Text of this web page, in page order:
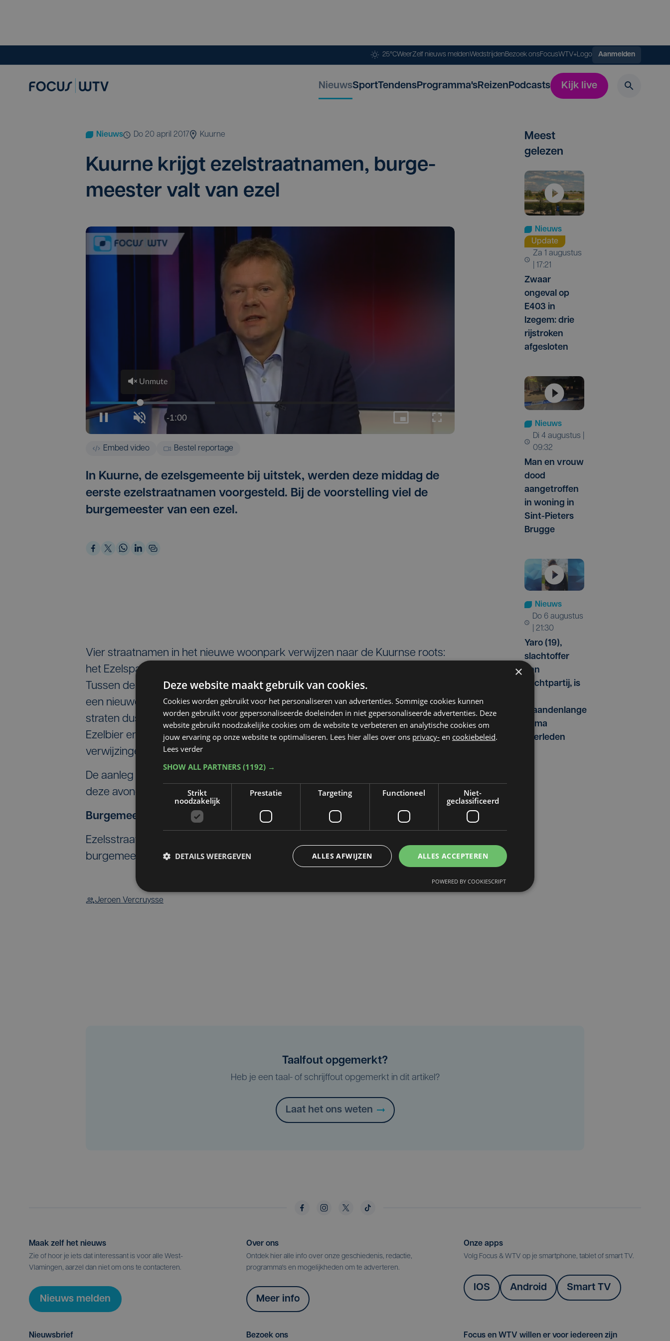
25°CWeerZelf nieuws meldenWedstrijdenBezoek onsFocusWTV+Logo Aanmelden
NieuwsSportTendensProgramma'sReizenPodcasts Kijk live
Nieuws do 20 april 2017 Kuurne
Kuur­ne krijgt ezel­straat­na­men, bur­ge­
mees­ter valt van ezel
Embed video Bestel reportage
In Kuurne, de ezelsgemeente bij uitstek, werden deze middag de
eerste ezelstraatnamen voorgesteld. Bij de voorstelling viel de
burgemeester van een ezel.
Vier straatnamen in het nieuwe woonpark verwijzen naar de Kuurnse roots:
het Ezelspad, de Ezelsdreef, de Steenezelstraat en de Ambroosdreef.
Tussen de Bavikhoofsestraat, Grenswachterweg en Steenovenstraat wordt
een nieuwe verkaveling opgetrokken, binnen deze verkaveling krijgen vier
straten dus een verwijzing naar ezels. Naast de Ezelsfeesten, Koning Ezel, het
Ezelbier en de stunt "Ezelgem" blijft de gemeente dus doorspekt met
verwijzingen naar het dier.
De aanleg van de wegen start in het najaar, de straatnamen zelf worden
deze avond voorgelegd aan de gemeenteraad.
Burgemeester waagt zich aan ritje op ezel...
Ezelsstraatnamen, ideaal moment voor een ritje op een ezel, dacht
burgemeester Francis Benoit. Maar dat viel toch wat tegen...
Jeroen Vercruysse
Meest
gelezen
Nieuws
Update
za 1 augustus
| 17:21
Zwaar
ongeval op
E403 in
Izegem: drie
rijstroken
afgesloten
Nieuws
di 4 augustus |
09:32
Man en vrouw
dood
aangetroffen
in woning in
Sint-Pieters
Brugge
Nieuws
do 6 augustus
| 21:30
Yaro (19),
slachtoffer
van
vechtpartij, is
maandenlange
coma
overleden
Taalfout opgemerkt?
Heb je een taal- of schrijffout opgemerkt in dit artikel?
Laat het ons weten
Maak zelf het nieuws
Zie of hoor je iets dat interessant is voor alle West-
Vlamingen, aarzel dan niet om ons te contacteren.
Nieuws melden
Over ons
Ontdek hier alle info over onze geschiedenis, redactie,
programma's en mogelijkheden om te adverteren.
Meer info
Onze apps
Volg Focus & WTV op je smartphone, tablet of smart TV.
IOS Android Smart TV
Nieuwsbrief Bezoek ons Focus en WTV willen er voor iedereen zijn
×
Deze website maakt gebruik van cookies.
Cookies worden gebruikt voor het personaliseren van advertenties. Sommige cookies kunnen
worden gebruikt voor gepersonaliseerde doeleinden in niet gepersonaliseerde advertenties. Deze
website gebruikt noodzakelijke cookies om de website te verbeteren en analytische cookies om
jouw ervaring op onze website te optimaliseren. Lees hier alles over ons privacy- en cookiebeleid.
Lees verder
SHOW ALL PARTNERS (1192) →
Strikt
noodzakelijk
Prestatie Targeting Functioneel
Niet-
geclassificeerd
ALLES ACCEPTEREN
ALLES AFWIJZEN
DETAILS WEERGEVEN
POWERED BY COOKIESCRIPT